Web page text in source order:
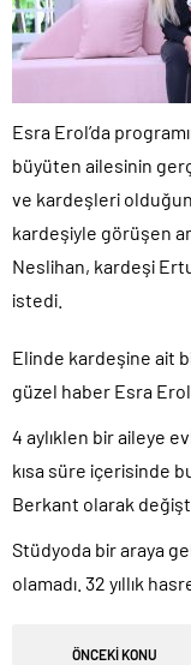
Esra Erol’da
büyüten ailesinin
ve kardeşleri
kardeşiyle görüşen
Neslihan, kardeşi
istedi.
Elinde kardeşine ait
güzel haber Esra
4 aylıklen bir aileye
kısa süre içerisinde
Berkant olarak
Stüdyoda bir araya
olamadı. 32 yıllık
ÖNCEKİ KONU